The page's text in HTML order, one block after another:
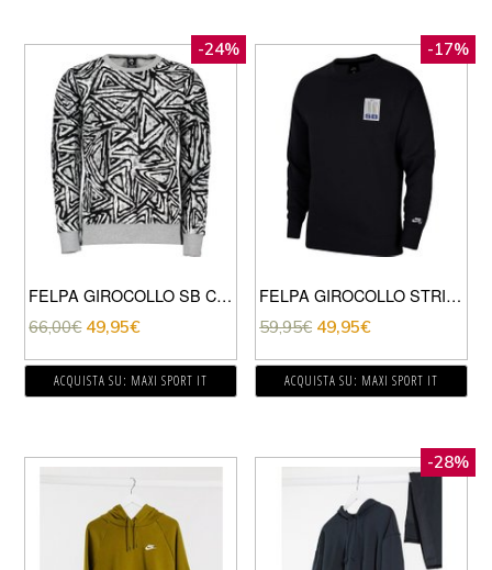
-24%
FELPA GIROCOLLO SB CREW
66,00€ 49,95€
ACQUISTA SU: MAXI SPORT IT
-17%
FELPA GIROCOLLO STRIPES
59,95€ 49,95€
ACQUISTA SU: MAXI SPORT IT
-28%